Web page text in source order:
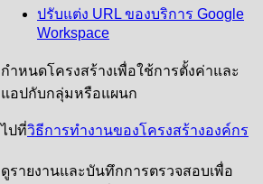
ปรับแต่ง URL ของบริการ Google
Workspace
กำหนดโครงสร้างเพื่อใช้การตั้งค่าและ
แอปกับกลุ่มหรือแผนก
ไปที่วิธีการทำงานของโครงสร้างองค์กร
ดูรายงานและบันทึกการตรวจสอบเพื่อ